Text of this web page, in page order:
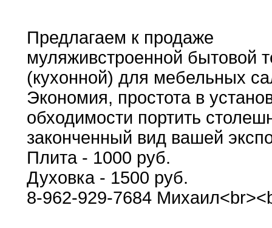
Предлагаем к продаже
муляживстроенной бытовой
(кухонной) для мебельных
Экономия, простота в
обходимости портить
законченный вид вашей
Плита - 1000 руб.
Духовка - 1500 руб.
8-962-929-7684